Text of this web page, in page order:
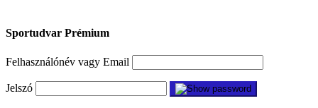
Sportudvar Prémium
Felhasználónév vagy Email
Jelszó